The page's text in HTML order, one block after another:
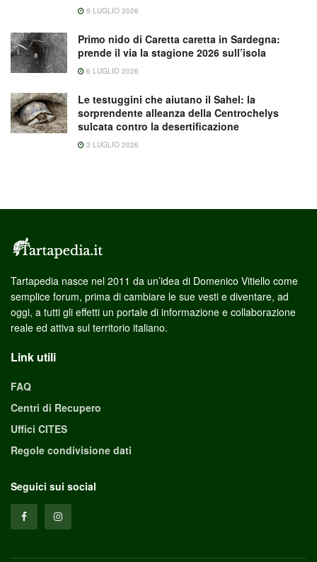
9 LUGLIO 2026
Primo nido di Caretta caretta in Sardegna:
prende il via la stagione 2026 sull’isola
6 LUGLIO 2026
Le testuggini che aiutano il Sahel: la
sorprendente alleanza della Centrochelys
sulcata contro la desertificazione
3 LUGLIO 2026
Tartapedia nasce nel 2011 da un’idea di Domenico Vitiello come
semplice forum, prima di cambiare le sue vesti e diventare, ad
oggi, a tutti gli effetti un portale di informazione e collaborazione
reale ed attiva sul territorio italiano.
Link utili
FAQ
Centri di Recupero
Uffici CITES
Regole condivisione dati
Seguici sui social